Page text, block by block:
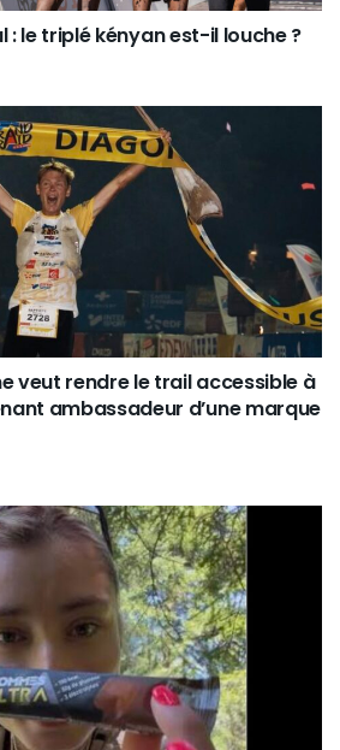
: le triplé kényan est-il louche ?
veut rendre le trail accessible à
ambassadeur d’une marque